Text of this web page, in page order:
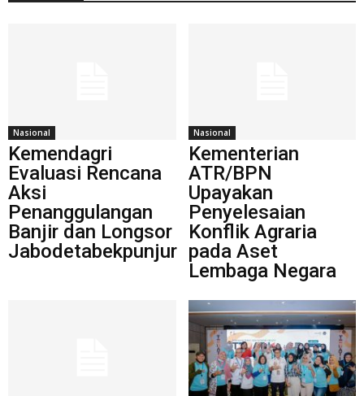
Nasional
Kemendagri
Evaluasi Rencana
Aksi
Penanggulangan
Banjir dan Longsor
Jabodetabekpunjur
Nasional
Kementerian
ATR/BPN
Upayakan
Penyelesaian
Konflik Agraria
pada Aset
Lembaga Negara